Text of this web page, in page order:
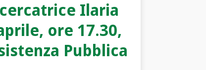
Ilaria
ore 17.30,
Pubblica